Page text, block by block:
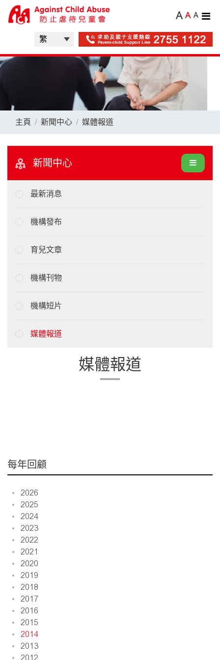
A A A
主頁 新聞中心 媒體報道
新聞中心
最新消息
機構發布
育兒文章
機構刊物
機構短片
媒體報道
媒體報道
每年回顧
2026
2025
2024
2023
2022
2021
2020
2019
2018
2017
2016
2015
2014
2013
2012